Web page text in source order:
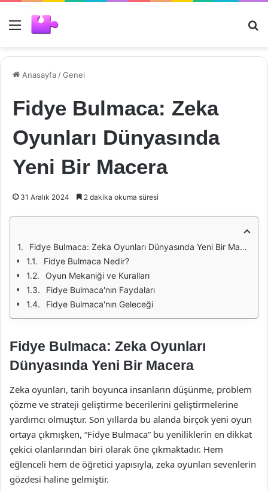
Menü
Anasayfa /Genel
Fidye Bulmaca: Zeka
Oyunları Dünyasında
Yeni Bir Macera
31 Aralık 2024 2 dakika okuma süresi
Fidye Bulmaca: Zeka Oyunları Dünyasında Yeni Bir Macera
Fidye Bulmaca Nedir?
Oyun Mekaniği ve Kuralları
Fidye Bulmaca'nın Faydaları
Fidye Bulmaca'nın Geleceği
Fidye Bulmaca: Zeka Oyunları
Dünyasında Yeni Bir Macera
Zeka oyunları, tarih boyunca insanların düşünme, problem
çözme ve strateji geliştirme becerilerini geliştirmelerine
yardımcı olmuştur. Son yıllarda bu alanda birçok yeni oyun
ortaya çıkmışken, “Fidye Bulmaca” bu yeniliklerin en dikkat
çekici olanlarından biri olarak öne çıkmaktadır. Hem
eğlenceli hem de öğretici yapısıyla, zeka oyunları sevenlerin
gözdesi haline gelmiştir.